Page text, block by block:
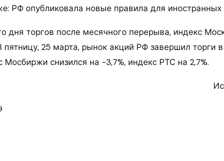
РФ опубликовала новые правила для иностранных
дня торгов после месячного перерыва, индекс
пятницу, 25 марта, рынок акций РФ завершил торги
Мосбиржи снизился на -3,7%, индекс РТС на 2,7%.